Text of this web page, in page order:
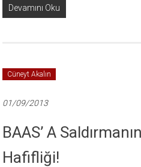
Devamını Oku
Cüneyt Akalın
01/09/2013
BAAS’ A
Hafifliği!